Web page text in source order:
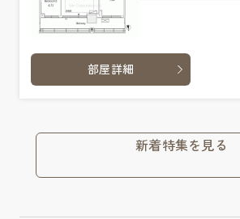
部屋詳細
新着特集を見る